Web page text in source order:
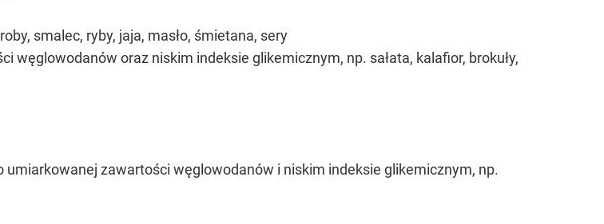
smalec, ryby, jaja, masło, śmietana, sery
węglowodanów oraz niskim indeksie glikemicznym, np. sałata, kalafior, brokuły,
zawartości węglowodanów i niskim indeksie glikemicznym, np.